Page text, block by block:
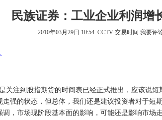
民族证券：工业企业利润增
2010年03月29日 10:54 CCTV-交易时间 我要评
注到股指期货的时间表已经正式推出，应该说短
走强的状态，但总体，我们还是建议投资者对于短
调，市场现阶段基本面的影响，可能还是影响市场